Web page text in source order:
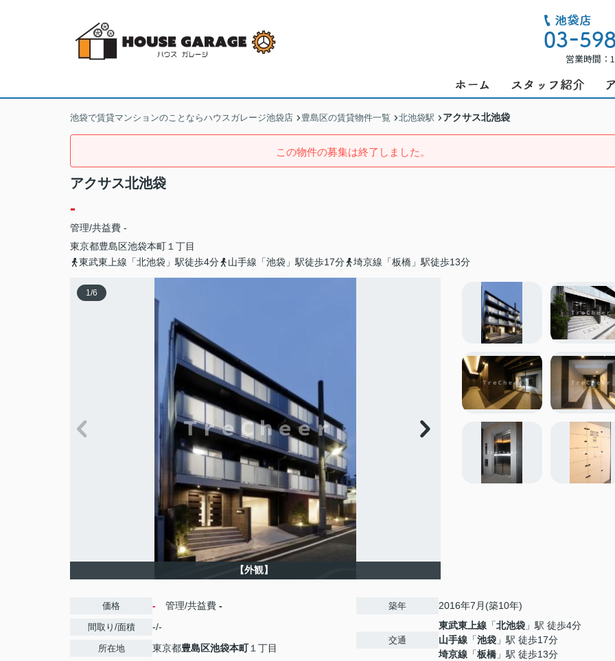
営業時間
池袋で賃貸マンションのことならハウスガレージ池袋店 豊島区の賃貸物件一覧 北池袋駅 アクサス北池袋
この物件の募集は終了しました。
アクサス北池袋
-
管理/共益費 -
東京都豊島区池袋本町 １丁目
東武東上線「北池袋」駅徒歩4分
山手線「池袋」駅徒歩17分 埼京線「板橋」駅徒歩13分
1/6
【外観】
価格 - 管理/共益費 -
間取り/面積 -/-
所在地 東京都豊島区池袋本町１丁目
築年 2016年7月(築10年)
交通
東武東上線 「北池袋 」駅 徒歩4分
山手線 「池袋 」駅 徒歩17分
埼京線 「板橋 」駅 徒歩13分